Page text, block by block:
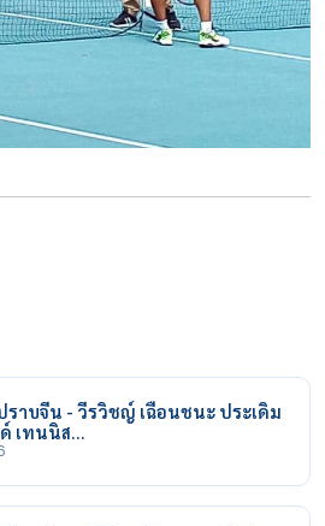
าบจีน - วีรวิชญ์ เฉือนชนะ ประเดิม
เทนนิส…